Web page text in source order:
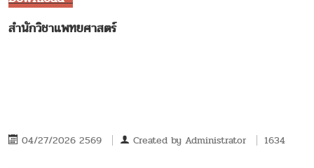
สำนักวิชาแพทยศาสตร์
04/27/2026 2569 Created by Administrator 1634